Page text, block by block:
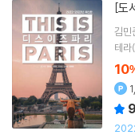
[도
김민
테
10